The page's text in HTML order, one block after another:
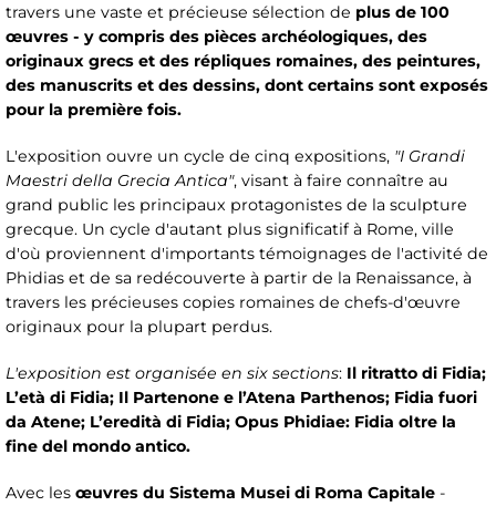
travers une vaste et précieuse sélection de plus de 100
œuvres - y compris des pièces archéologiques, des
originaux grecs et des répliques romaines, des peintures,
des manuscrits et des dessins, dont certains sont exposés
pour la première fois.
L'exposition ouvre un cycle de cinq expositions, "I Grandi
Maestri della Grecia Antica", visant à faire connaître au
grand public les principaux protagonistes de la sculpture
grecque. Un cycle d'autant plus significatif à Rome, ville
d'où proviennent d'importants témoignages de l'activité de
Phidias et de sa redécouverte à partir de la Renaissance, à
travers les précieuses copies romaines de chefs-d'œuvre
originaux pour la plupart perdus.
L'exposition est organisée en six sections: Il ritratto di Fidia;
L’età di Fidia; Il Partenone e l’Atena Parthenos; Fidia fuori
da Atene; L’eredità di Fidia; Opus Phidiae: Fidia oltre la
fine del mondo antico.
Avec les œuvres du Sistema Musei di Roma Capitale -